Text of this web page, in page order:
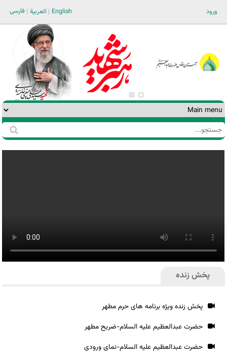
ورود فارسی العربية English
فرم
جستجو
پخش زنده
پخش زنده ویژه برنامه های حرم مطهر
حضرت عبدالعظیم علیه السلام-ضریح مطهر
حضرت عبدالعظیم علیه السلام-نمای ورودی